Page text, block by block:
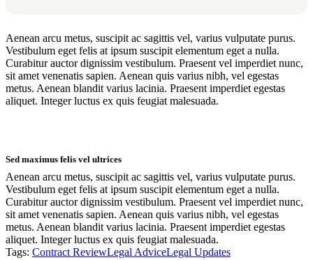
Aenean arcu metus, suscipit ac sagittis vel, varius vulputate purus.
Vestibulum eget felis at ipsum suscipit elementum eget a nulla.
Curabitur auctor dignissim vestibulum. Praesent vel imperdiet nunc,
sit amet venenatis sapien. Aenean quis varius nibh, vel egestas
metus. Aenean blandit varius lacinia. Praesent imperdiet egestas
aliquet. Integer luctus ex quis feugiat malesuada.
Sed maximus felis vel ultrices
Aenean arcu metus, suscipit ac sagittis vel, varius vulputate purus.
Vestibulum eget felis at ipsum suscipit elementum eget a nulla.
Curabitur auctor dignissim vestibulum. Praesent vel imperdiet nunc,
sit amet venenatis sapien. Aenean quis varius nibh, vel egestas
metus. Aenean blandit varius lacinia. Praesent imperdiet egestas
aliquet. Integer luctus ex quis feugiat malesuada.
Tags: Contract ReviewLegal AdviceLegal Updates